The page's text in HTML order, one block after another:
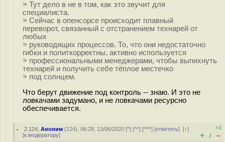
> Тут дело в не в том, как это звучит для
специалиста.
> Сейчас в опенсорсе происходит плавный
переворот, связанный с отстранением технарей от
любых
> руководящих процессов. То, что они недостаточно
гибки и политкорректны, активно используется
> профессиональными менеджерами, чтобы выпихнуть
технарей и получить себе тёплое местечко
> под солнцем.
Что берут движение под контроль -- знаю. И это не
ловкачами задумано, и не ловкачами ресурсно
обеспечивается.
2.124 ,Аноним (124), 06:28, 13/06/2020 [^] [^^] [^^^] [ответить][↑]
[к модератору]
+3
+ / –